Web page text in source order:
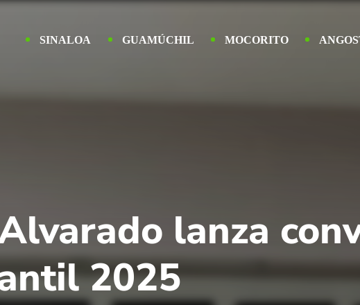
SINALOA GUAMÚCHIL MOCORITO
lanza
2025